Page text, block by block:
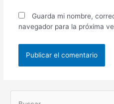
Guarda mi nombre,
navegador para la próxima